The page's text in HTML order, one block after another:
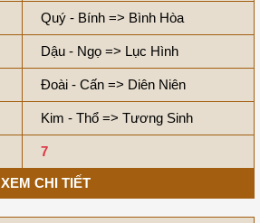
Quý - Bính => Bình Hòa
Dậu - Ngọ => Lục Hình
Đoài - Cấn => Diên Niên
Kim - Thổ => Tương Sinh
7
XEM CHI TIẾT